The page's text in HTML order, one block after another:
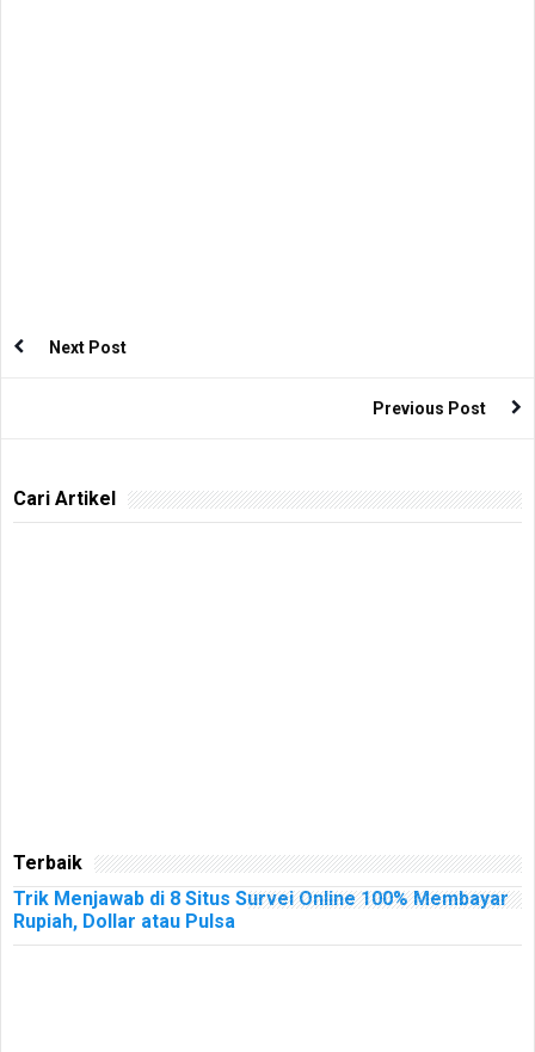
Next Post
Previous Post
Cari Artikel
Terbaik
Trik Menjawab di 8 Situs Survei Online 100% Membayar
Rupiah, Dollar atau Pulsa